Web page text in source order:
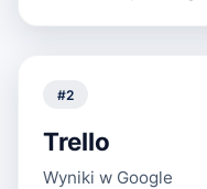
#2
Trello
Wyniki w Google